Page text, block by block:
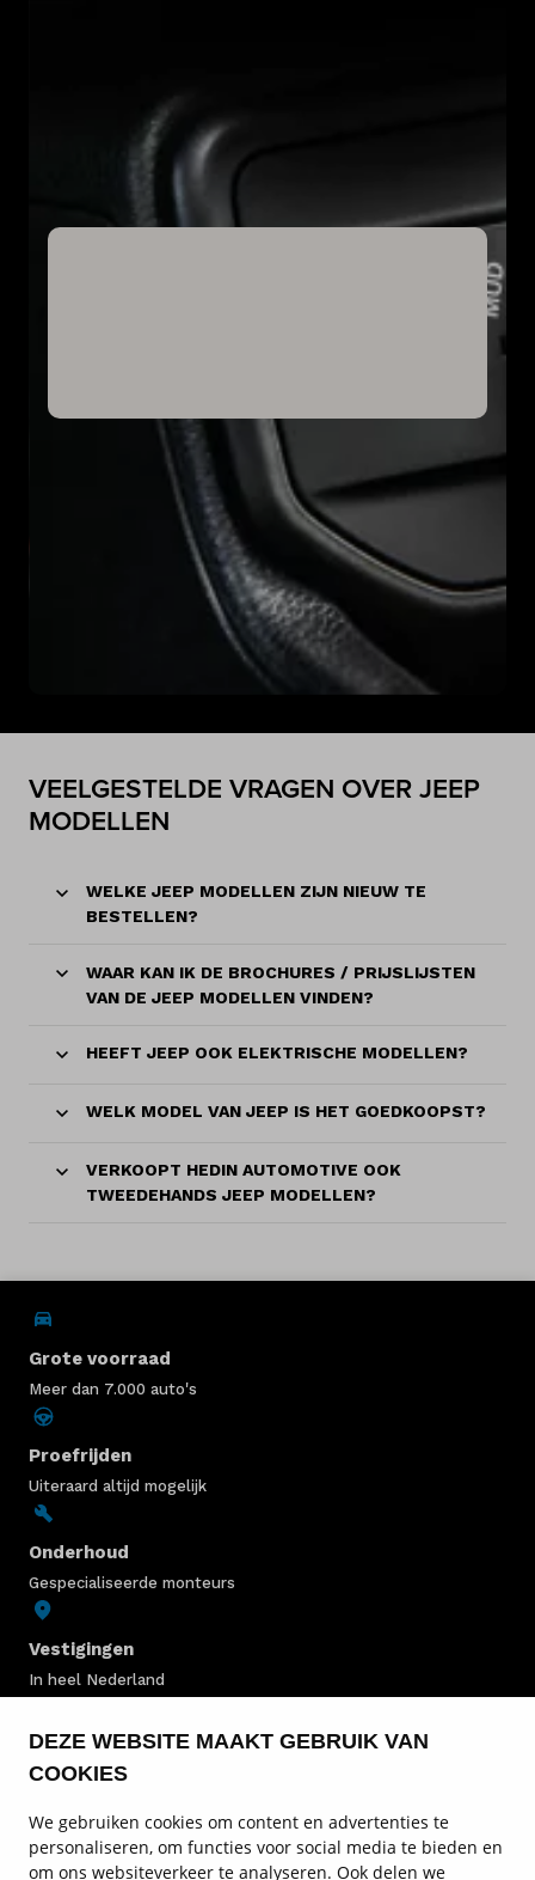
DEZE WEBSITE MAAKT GEBRUIK VAN
COOKIES
We gebruiken cookies om content en advertenties te
personaliseren, om functies voor social media te bieden en
om ons websiteverkeer te analyseren. Ook delen we
VEELGESTELDE VRAGEN OVER JEEP
MODELLEN
WELKE JEEP MODELLEN ZIJN NIEUW TE
BESTELLEN?
WAAR KAN IK DE BROCHURES / PRIJSLIJSTEN
VAN DE JEEP MODELLEN VINDEN?
HEEFT JEEP OOK ELEKTRISCHE MODELLEN?
WELK MODEL VAN JEEP IS HET GOEDKOOPST?
VERKOOPT HEDIN AUTOMOTIVE OOK
TWEEDEHANDS JEEP MODELLEN?
Grote voorraad
Meer dan 7.000 auto's
Proefrijden
Uiteraard altijd mogelijk
Onderhoud
Gespecialiseerde monteurs
Vestigingen
In heel Nederland
JEEP VOORRAAD
JEEP SERVICE & ONDERHOUD